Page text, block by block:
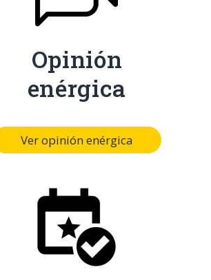
Opinión
enérgica
Ver opinión enérgica